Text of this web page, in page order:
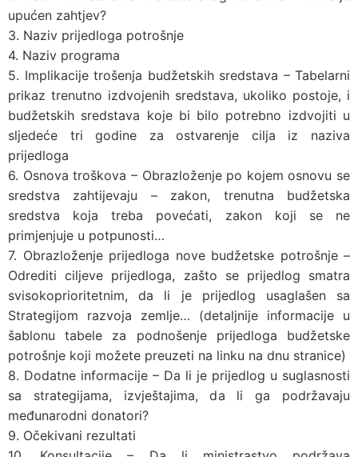
upućen zahtjev?
3. Naziv prijedloga potrošnje
4. Naziv programa
5. Implikacije trošenja budžetskih sredstava – Tabelarni
prikaz trenutno izdvojenih sredstava, ukoliko postoje, i
budžetskih sredstava koje bi bilo potrebno izdvojiti u
sljedeće tri godine za ostvarenje cilja iz naziva
prijedloga
6. Osnova troškova – Obrazloženje po kojem osnovu se
sredstva zahtijevaju – zakon, trenutna budžetska
sredstva koja treba povećati, zakon koji se ne
primjenjuje u potpunosti…
7. Obrazloženje prijedloga nove budžetske potrošnje –
Odrediti ciljeve prijedloga, zašto se prijedlog smatra
svisokoprioritetnim, da li je prijedlog usaglašen sa
Strategijom razvoja zemlje… (detaljnije informacije u
šablonu tabele za podnošenje prijedloga budžetske
potrošnje koji možete preuzeti na linku na dnu stranice)
8. Dodatne informacije – Da li je prijedlog u suglasnosti
sa strategijama, izvještajima, da li ga podržavaju
međunarodni donatori?
9. Očekivani rezultati